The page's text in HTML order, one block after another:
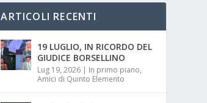
ARTICOLI RECENTI
19 LUGLIO, IN RICORDO DEL
GIUDICE BORSELLINO
Lug 19, 2026 | In primo piano,
Amici di Quinto Elemento